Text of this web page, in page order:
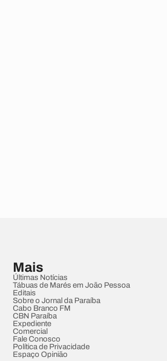
Mais
Últimas Notícias
Tábuas de Marés em João Pessoa
Editais
Sobre o Jornal da Paraíba
Cabo Branco FM
CBN Paraíba
Expediente
Comercial
Fale Conosco
Política de Privacidade
Espaço Opinião